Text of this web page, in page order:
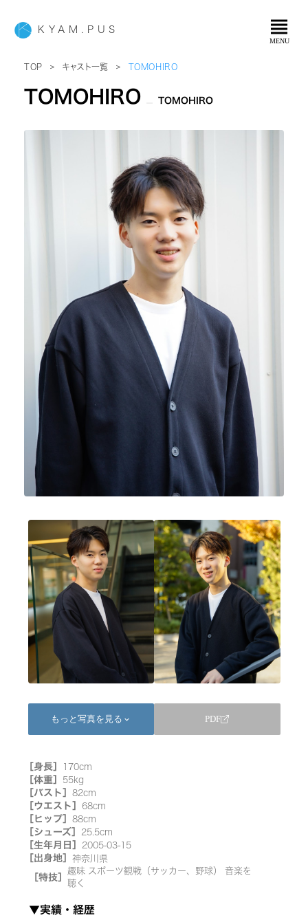
KYAM.PUS view_headline
MENU
TOP ＞ キャスト一覧 ＞ TOMOHIRO
TOMOHIRO TOMOHIRO
もっと写真を見る keyboard_arrow_down PDF
［身長］ 170cm
［体重］ 55kg
［バスト］ 82cm
［ウエスト］ 68cm
［ヒップ］ 88cm
［シューズ］ 25.5cm
［生年月日］ 2005-03-15
［出身地］ 神奈川県
［特技］
趣味 スポーツ観戦（サッカー、野球） 音楽を
聴く
▼実績・経歴